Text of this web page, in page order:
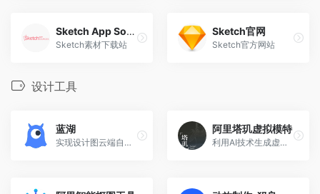
Sketch App Sources
Sketch素材下载站
Sketch官网
Sketch官方网站
设计工具
蓝湖
实现设计图云端自动标注、在线协作、同步资源文件等
阿里塔玑虚拟模特
利用AI技术生成虚拟模特，只需要给衣服拍一张平面图就可以自动穿在模特身上，非常的方便，能够降低盗图的风险